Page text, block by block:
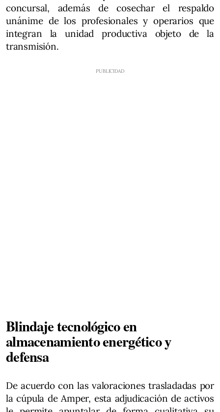
concursal, además de cosechar el respaldo
unánime de los profesionales y operarios que
integran la unidad productiva objeto de la
transmisión.
Blindaje tecnológico en
almacenamiento energético y
defensa
De acuerdo con las valoraciones trasladadas por
la cúpula de Amper, esta adjudicación de activos